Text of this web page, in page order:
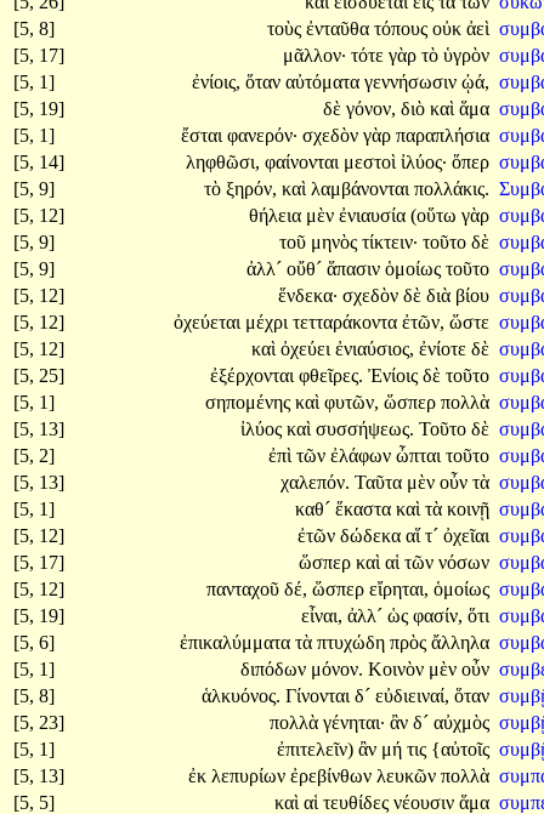
[5, 8]
τοὺς ἐνταῦθα τόπους οὐκ ἀεὶ
[5, 17]
μᾶλλον· τότε γὰρ τὸ ὑγρὸν
[5, 1]
ἐνίοις, ὅταν αὐτόματα γεννήσωσιν ᾠά,
[5, 19]
δὲ γόνον, διὸ καὶ ἅμα
[5, 1]
ἔσται φανερόν· σχεδὸν γὰρ παραπλήσια
[5, 14]
ληφθῶσι, φαίνονται μεστοὶ ἰλύος· ὅπερ
[5, 9]
τὸ ξηρόν, καὶ λαμβάνονται πολλάκις.
[5, 12]
θήλεια μὲν ἐνιαυσία (οὕτω γὰρ
[5, 9]
τοῦ μηνὸς τίκτειν· τοῦτο δὲ
[5, 9]
ἀλλ´ οὔθ´ ἅπασιν ὁμοίως τοῦτο
[5, 12]
ἕνδεκα· σχεδὸν δὲ διὰ βίου
[5, 12]
ὀχεύεται μέχρι τετταράκοντα ἐτῶν, ὥστε
[5, 12]
καὶ ὀχεύει ἐνιαύσιος, ἐνίοτε δὲ
[5, 25]
ἐξέρχονται φθεῖρες. Ἐνίοις δὲ τοῦτο
[5, 1]
σηπομένης καὶ φυτῶν, ὥσπερ πολλὰ
[5, 13]
ἰλύος καὶ συσσήψεως. Τοῦτο δὲ
[5, 2]
ἐπὶ τῶν ἐλάφων ὦπται τοῦτο
[5, 13]
χαλεπόν. Ταῦτα μὲν οὖν τὰ
[5, 1]
καθ´ ἕκαστα καὶ τὰ κοινῇ
[5, 12]
ἐτῶν δώδεκα αἵτ´ ὀχεῖαι
[5, 17]
ὥσπερ καὶ αἱ τῶν νόσων
[5, 12]
πανταχοῦ δέ, ὥσπερ εἴρηται, ὁμοίως
[5, 19]
εἶναι, ἀλλ´ ὡς φασίν, ὅτι
[5, 6]
ἐπικαλύμματα τὰ πτυχώδη πρὸς ἄλληλα
[5, 1]
διπόδων μόνον. Κοινὸν μὲν οὖν
[5, 8]
ἁλκυόνος. Γίνονται δ´ εὐδιειναί, ὅταν
[5, 23]
πολλὰ γένηται· ἂν δ´ αὐχμὸς
[5, 1]
ἐπιτελεῖν) ἂν μή τις {αὐτοῖς
[5, 13]
ἐκ λεπυρίων ἐρεβίνθων λευκῶν πολλὰ
[5, 5]
καὶ αἱ τευθίδες νέουσιν ἅμα